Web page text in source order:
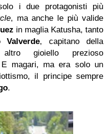
i due protagonisti più
, ma anche le più valide
in maglia Katusha, tanto
Valverde, capitano della
gioiello prezioso
magari, ma era solo un
il principe sempre
.